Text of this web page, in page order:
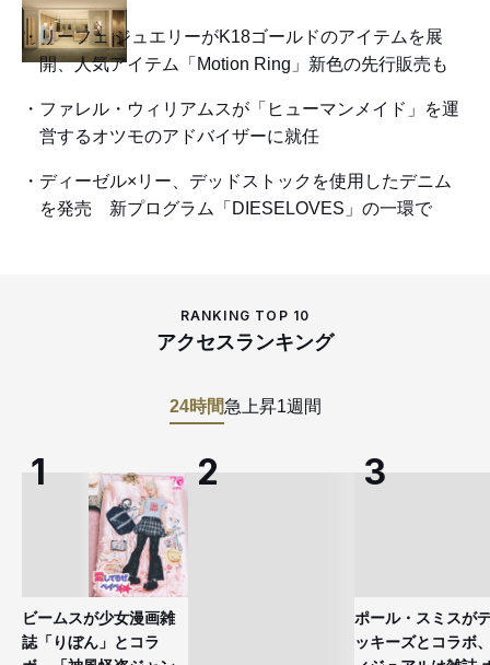
リーフェ ジュエリーがK18ゴールドのアイテムを展
開、人気アイテム「Motion Ring」新色の先行販売も
ファレル・ウィリアムスが「ヒューマンメイド」を運
営するオツモのアドバイザーに就任
ディーゼル×リー、デッドストックを使用したデニム
を発売 新プログラム「DIESELOVES」の一環で
RANKING TOP 10
アクセスランキング
24時間急上昇1週間
ビームスが少女漫画雑
誌「りぼん」とコラ
ポール・スミスが
ッキーズとコラボ